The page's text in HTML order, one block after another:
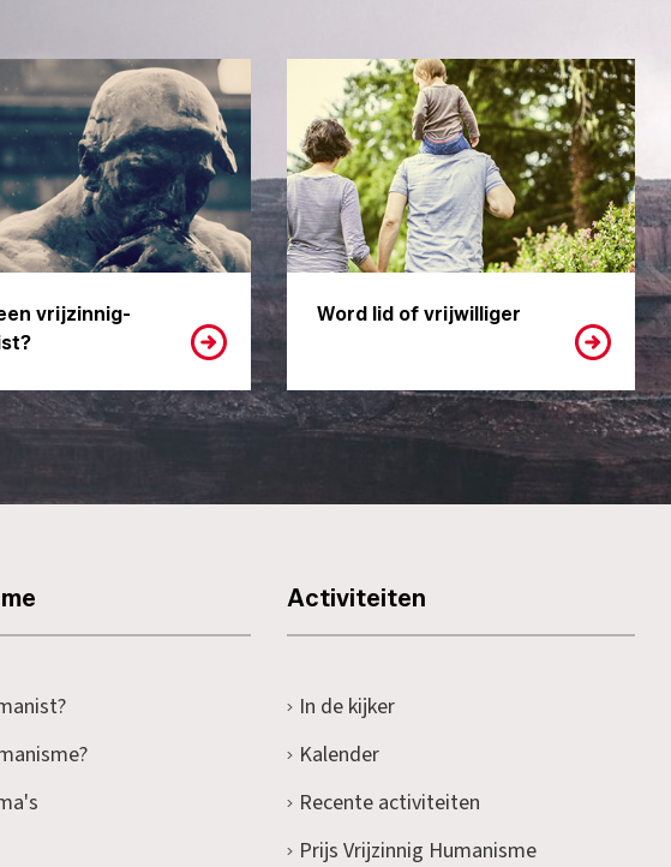
vrijzinnig-
Word lid of vrijwilliger
Activiteiten
In de kijker
Kalender
Recente activiteiten
Prijs Vrijzinnig Humanisme